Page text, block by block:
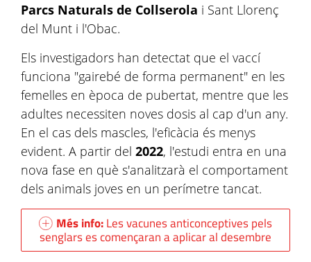
Parcs Naturals de Collserola i Sant Llorenç
del Munt i l'Obac.
Els investigadors han detectat que el vaccí
funciona "gairebé de forma permanent" en les
femelles en època de pubertat, mentre que les
adultes necessiten noves dosis al cap d'un any.
En el cas dels mascles, l'eficàcia és menys
evident. A partir del 2022, l'estudi entra en una
nova fase en què s'analitzarà el comportament
dels animals joves en un perímetre tancat.
Més info:Les vacunes anticonceptives pels
senglars es començaran a aplicar al desembre